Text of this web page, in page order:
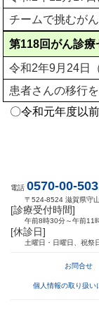
チームで挑むが
第118回がん診療
令和2年9月24日
患者さんの移行
〇令和元年度以
電話 0570-00-
〒524-8524 滋賀県守
[診療受付時間]
午前8時30分～午前11
[休診日]
土曜日・日曜日、祝祭
お問合せ
個人情報の取り扱い